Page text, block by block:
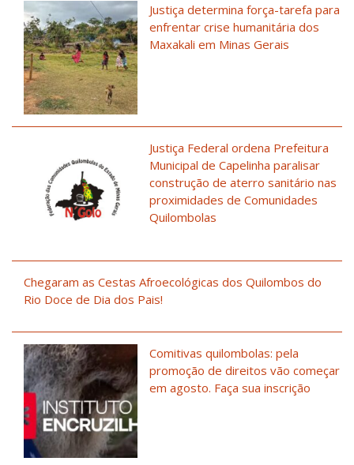
Justiça determina força-tarefa para
enfrentar crise humanitária dos
Maxakali em Minas Gerais
Justiça Federal ordena Prefeitura
Municipal de Capelinha paralisar
construção de aterro sanitário nas
proximidades de Comunidades
Quilombolas
Chegaram as Cestas Afroecológicas dos Quilombos do
Rio Doce de Dia dos Pais!
Comitivas quilombolas: pela
promoção de direitos vão começar
em agosto. Faça sua inscrição